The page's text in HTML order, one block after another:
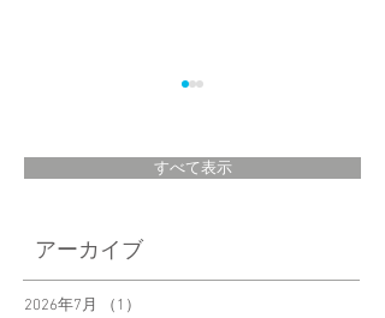
7月5日（月）19：
00～21：00 日本テ
レビ 世界まる見
プ
すべて表示
アーカイブ
2026年7月 （1）